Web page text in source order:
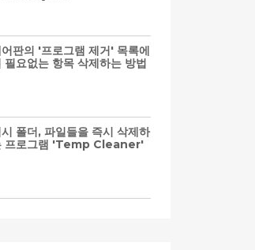
판의 '프로그램 제거' 목록에
필요없는 항목 삭제하는 방법
시 폴더, 파일들을 즉시 삭제하
프로그램 'Temp Cleaner'